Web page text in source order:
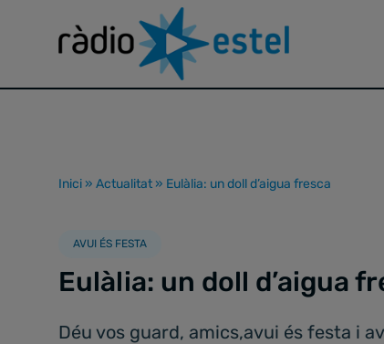
Inici » Actualitat » Eulàlia: un doll d’aigua fresca
AVUI ÉS FESTA
Eulàlia: un doll d’aigua
Déu vos guard, amics,avui és festa i